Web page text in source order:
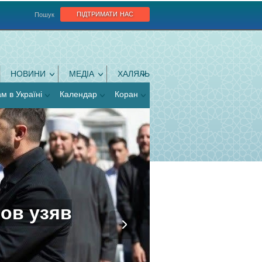
підтримати нас
Пошук
НОВИНИ МЕДІА ХАЛЯЛЬ
в Україні Календар Коран
узяв